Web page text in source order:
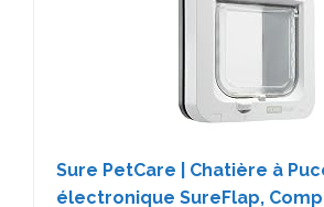
Sure PetCare | Chatière à
électronique SureFlap,